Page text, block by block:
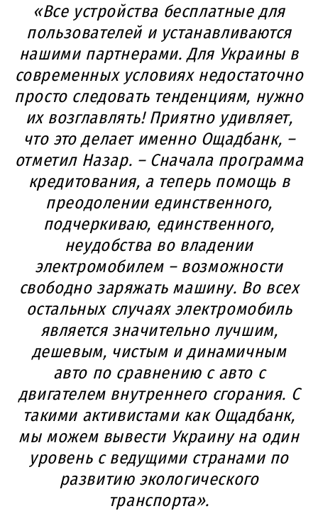
«Все устройства бесплатные для
пользователей и устанавливаются
нашими партнерами. Для Украины в
современных условиях недостаточно
просто следовать тенденциям, нужно
их возглавлять! Приятно удивляет,
что это делает именно Ощадбанк, –
отметил Назар. – Сначала программа
кредитования, а теперь помощь в
преодолении единственного,
подчеркиваю, единственного,
неудобства во владении
электромобилем – возможности
свободно заряжать машину. Во всех
остальных случаях электромобиль
является значительно лучшим,
дешевым, чистым и динамичным
авто по сравнению с авто с
двигателем внутреннего сгорания. С
такими активистами как Ощадбанк,
мы можем вывести Украину на один
уровень с ведущими странами по
развитию экологического
транспорта».